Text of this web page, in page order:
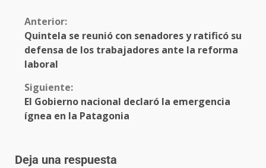
Anterior:
Quintela se reunió con senadores y ratificó su
defensa de los trabajadores ante la reforma
laboral
Siguiente:
El Gobierno nacional declaró la emergencia
ígnea en la Patagonia
Deja una respuesta